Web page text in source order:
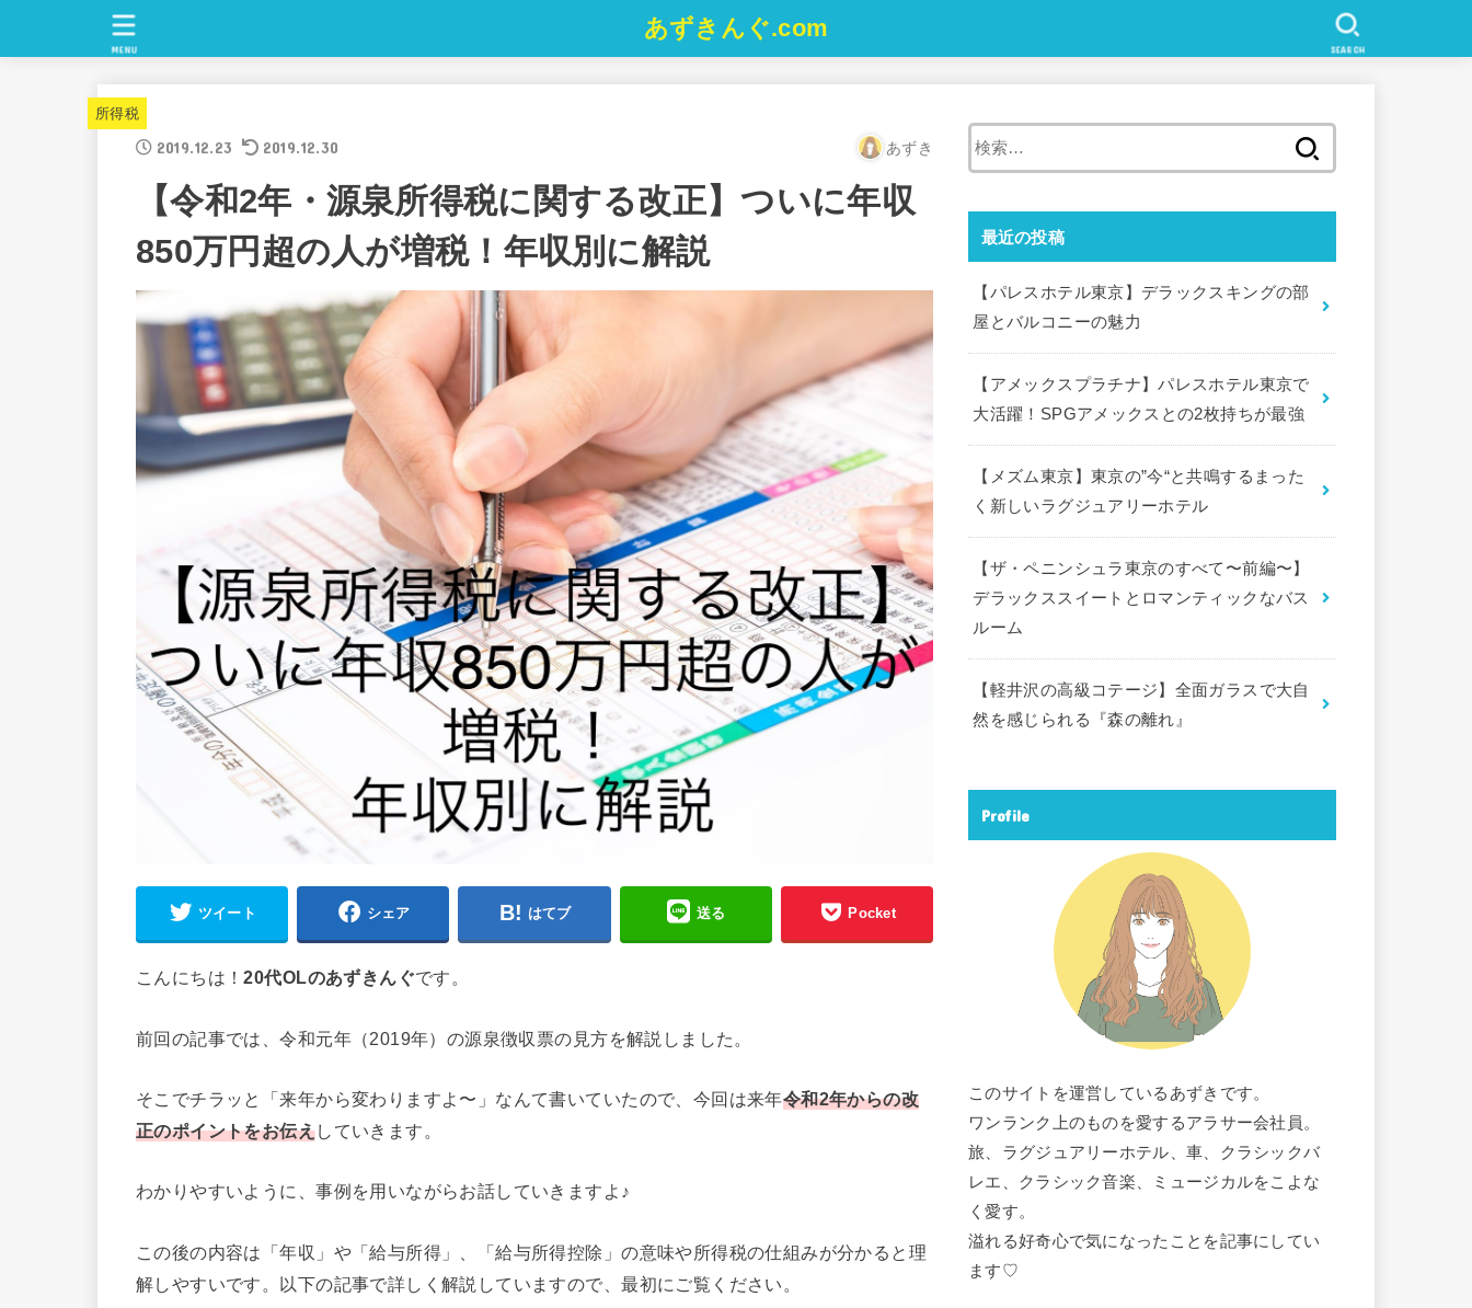
あずきんぐ.com
SEARCH
MENU
所得税
2019.12.23 2019.12.30 あずき
【令和2年・源泉所得税に関する改正】ついに年収
850万円超の人が増税！年収別に解説
ツイート シェア はてブ 送る Pocket
こんにちは！20代OLのあずきんぐです。
前回の記事では、令和元年（2019年）の源泉徴収票の見方を解説しました。
そこでチラッと「来年から変わりますよ〜」なんて書いていたので、今回は来年令和2年からの改
正のポイントをお伝えしていきます。
わかりやすいように、事例を用いながらお話していきますよ♪
この後の内容は「年収」や「給与所得」、「給与所得控除」の意味や所得税の仕組みが分かると理
解しやすいです。以下の記事で詳しく解説していますので、最初にご覧ください。
索
最近の投稿
【パレスホテル東京】デラックスキングの部
屋とバルコニーの魅力
【アメックスプラチナ】パレスホテル東京で
大活躍！SPGアメックスとの2枚持ちが最強
【メズム東京】東京の”今“と共鳴するまった
く新しいラグジュアリーホテル
【ザ・ペニンシュラ東京のすべて〜前編〜】
デラックススイートとロマンティックなバス
ルーム
【軽井沢の高級コテージ】全面ガラスで大自
然を感じられる『森の離れ』
Profile
このサイトを運営しているあずきです。
ワンランク上のものを愛するアラサー会社員。
旅、ラグジュアリーホテル、車、クラシックバ
レエ、クラシック音楽、ミュージカルをこよな
く愛す。
溢れる好奇心で気になったことを記事にしてい
ます♡